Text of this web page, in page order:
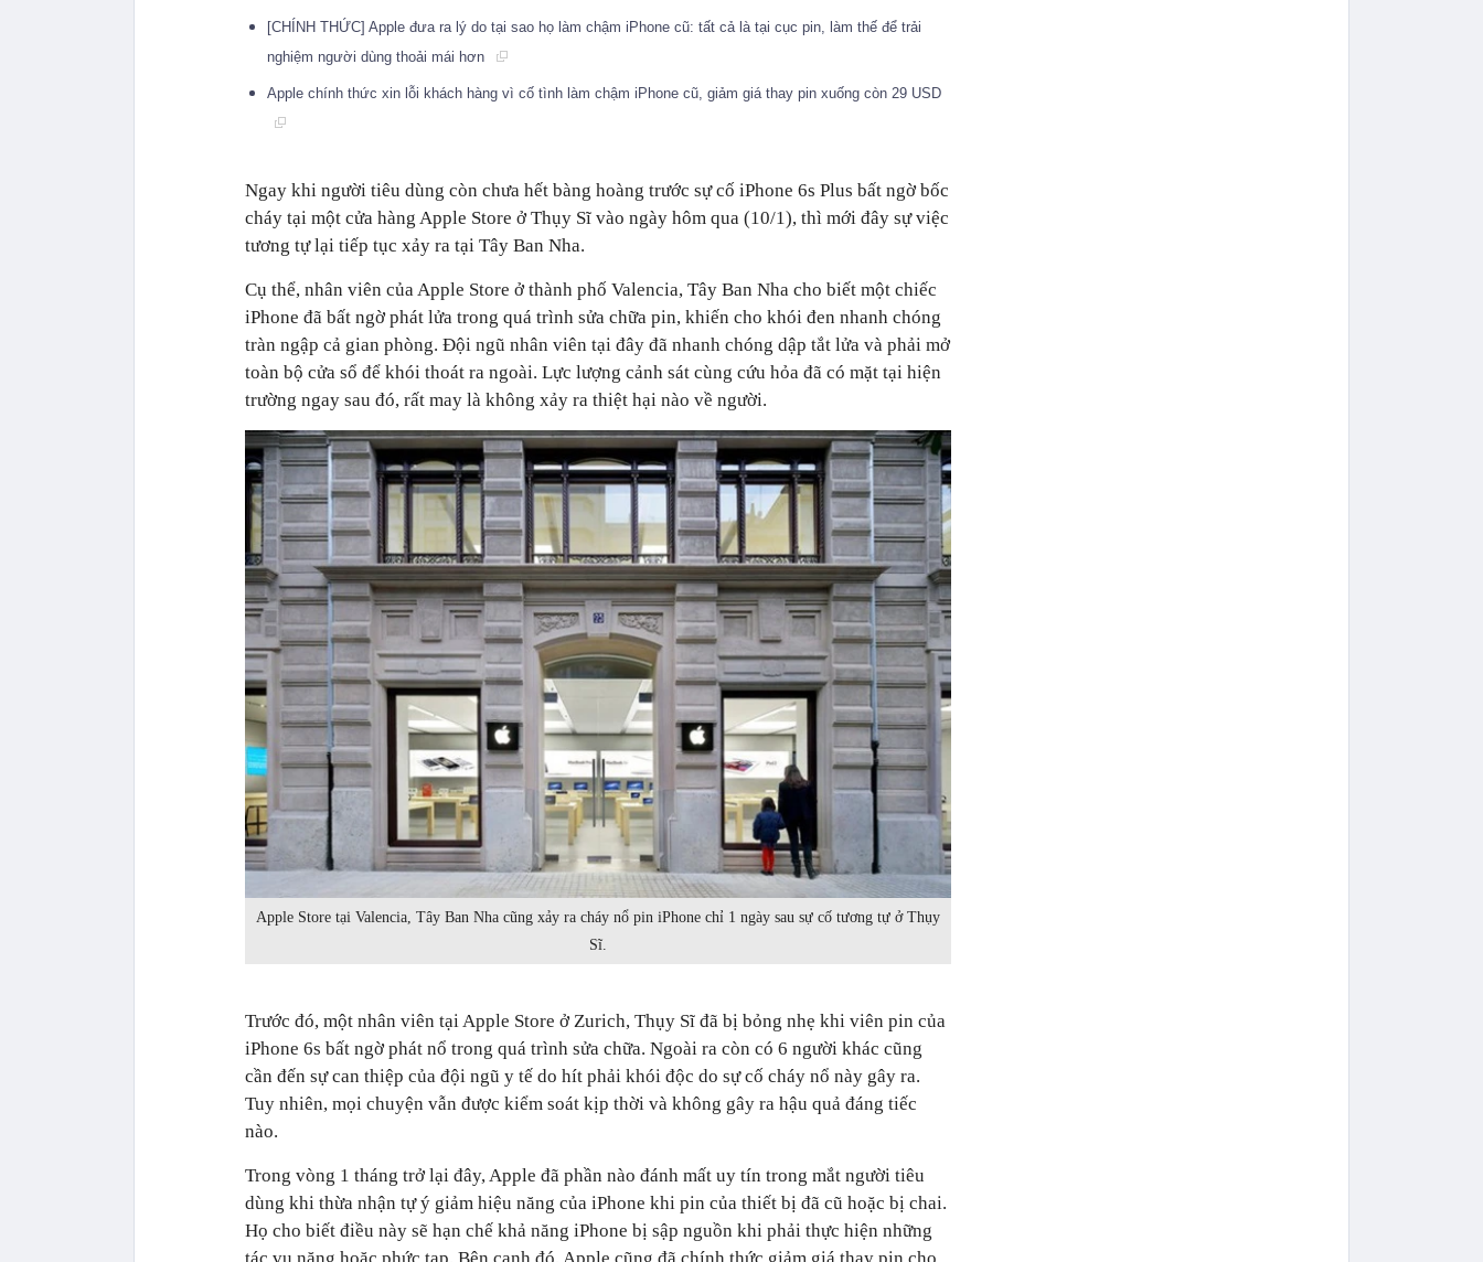
[CHÍNH THỨC] Apple đưa ra lý do tại sao họ làm chậm iPhone cũ: tất cả là tại cục pin, làm thế để trải
nghiệm người dùng thoải mái hơn
Apple chính thức xin lỗi khách hàng vì cố tình làm chậm iPhone cũ, giảm giá thay pin xuống còn 29 USD
Ngay khi người tiêu dùng còn chưa hết bàng hoàng trước sự cố iPhone 6s Plus bất ngờ bốc
cháy tại một cửa hàng Apple Store ở Thụy Sĩ vào ngày hôm qua (10/1), thì mới đây sự việc
tương tự lại tiếp tục xảy ra tại Tây Ban Nha.
Cụ thể, nhân viên của Apple Store ở thành phố Valencia, Tây Ban Nha cho biết một chiếc
iPhone đã bất ngờ phát lửa trong quá trình sửa chữa pin, khiến cho khói đen nhanh chóng
tràn ngập cả gian phòng. Đội ngũ nhân viên tại đây đã nhanh chóng dập tắt lửa và phải mở
toàn bộ cửa sổ để khói thoát ra ngoài. Lực lượng cảnh sát cùng cứu hỏa đã có mặt tại hiện
trường ngay sau đó, rất may là không xảy ra thiệt hại nào về người.
Apple Store tại Valencia, Tây Ban Nha cũng xảy ra cháy nổ pin iPhone chỉ 1 ngày sau sự cố tương tự ở Thụy
Sĩ.
Trước đó, một nhân viên tại Apple Store ở Zurich, Thụy Sĩ đã bị bỏng nhẹ khi viên pin của
iPhone 6s bất ngờ phát nổ trong quá trình sửa chữa. Ngoài ra còn có 6 người khác cũng
cần đến sự can thiệp của đội ngũ y tế do hít phải khói độc do sự cố cháy nổ này gây ra.
Tuy nhiên, mọi chuyện vẫn được kiểm soát kịp thời và không gây ra hậu quả đáng tiếc
nào.
Trong vòng 1 tháng trở lại đây, Apple đã phần nào đánh mất uy tín trong mắt người tiêu
dùng khi thừa nhận tự ý giảm hiệu năng của iPhone khi pin của thiết bị đã cũ hoặc bị chai.
Họ cho biết điều này sẽ hạn chế khả năng iPhone bị sập nguồn khi phải thực hiện những
tác vụ nặng hoặc phức tạp. Bên cạnh đó, Apple cũng đã chính thức giảm giá thay pin cho